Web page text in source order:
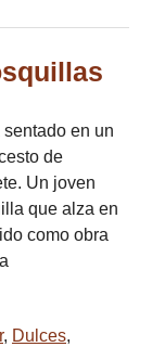
en un
de
Un joven
que alza en
como obra
, Dulces,